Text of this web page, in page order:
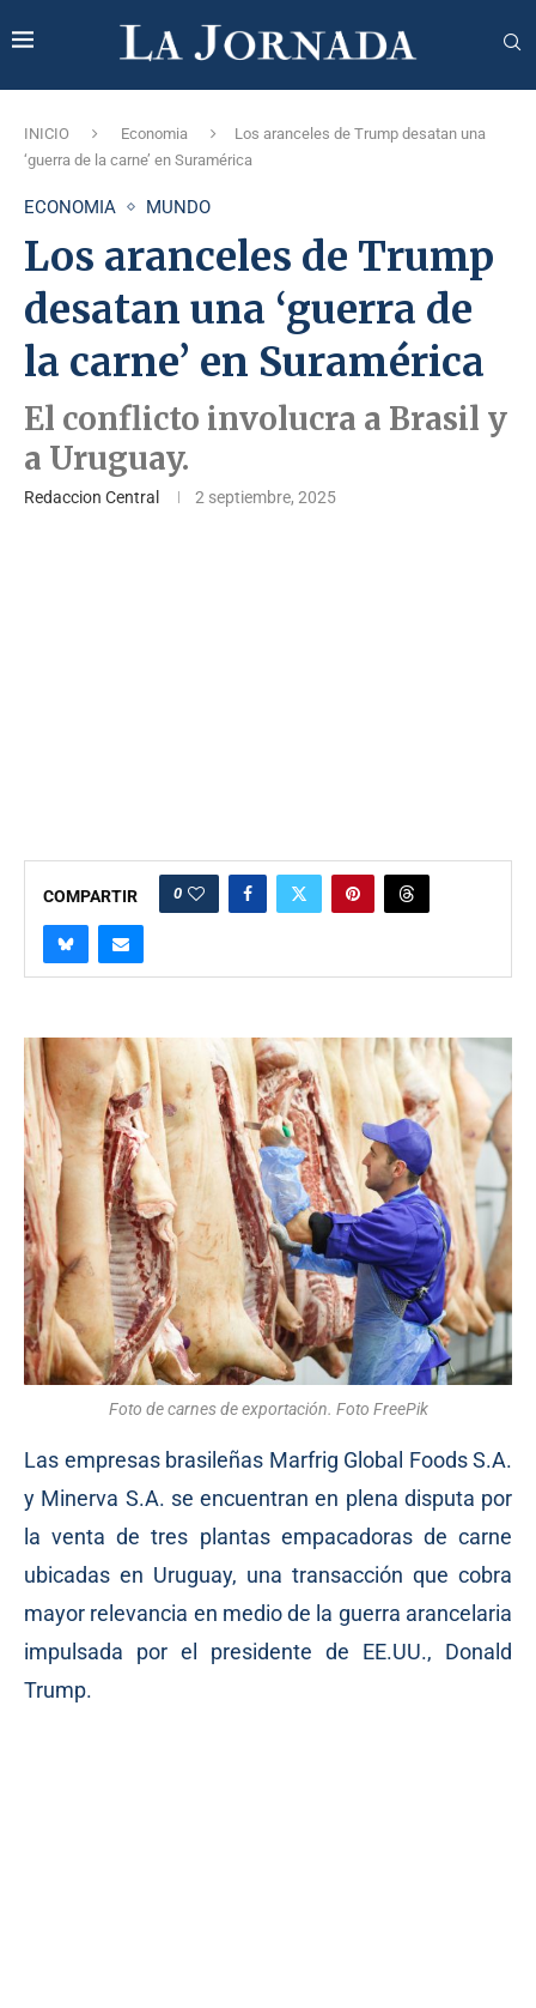
INICIO Economia
Los aranceles de Trump desatan una
‘guerra de la carne’ en Suramérica
ECONOMIA MUNDO
Los aranceles de Trump
desatan una ‘guerra de
la carne’ en Suramérica
El conflicto involucra a Brasil y
a Uruguay.
Redaccion Central 2 septiembre, 2025
COMPARTIR 0
Foto de carnes de exportación. Foto FreePik
Las empresas brasileñas Marfrig Global Foods S.A.
y Minerva S.A. se encuentran en plena disputa por
la venta de tres plantas empacadoras de carne
ubicadas en Uruguay, una transacción que cobra
mayor relevancia en medio de la guerra arancelaria
impulsada por el presidente de EE.UU., Donald
Trump.